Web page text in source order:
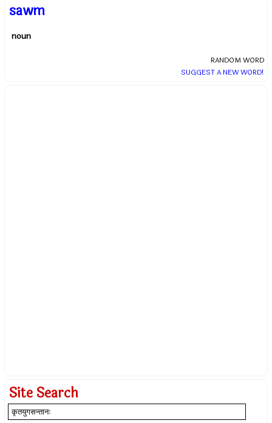
sawm
noun
RANDOM WORD
SUGGEST A NEW WORD!
Site Search